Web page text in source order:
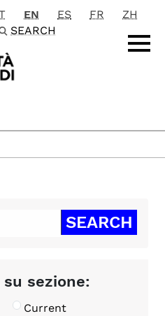
principale
EN ES FR
ZH
SEARCH
sezione:
Current